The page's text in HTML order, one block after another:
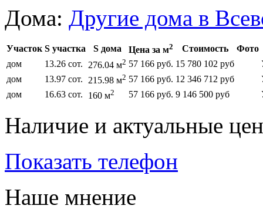
Дома: Другие дома в
Участок S участка S дома Цена за м2 Стоимость
Фото
дом
13.26 сот. 276.04 м2 57 166 руб. 15 780 102 руб
дом
13.97 сот. 215.98 м2 57 166 руб. 12 346 712 руб
дом
16.63 сот. 160 м2 57 166 руб. 9 146 500 руб
Наличие и актуальные
Показать телефон
Наше мнение